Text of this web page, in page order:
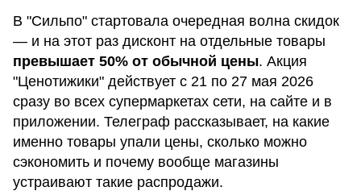
В "Сильпо" стартовала очередная волна скидок
— и на этот раз дисконт на отдельные товары
превышает 50% от обычной цены. Акция
"Ценотижики" действует с 21 по 27 мая 2026
сразу во всех супермаркетах сети, на сайте и в
приложении. Телеграф рассказывает, на какие
именно товары упали цены, сколько можно
сэкономить и почему вообще магазины
устраивают такие распродажи.